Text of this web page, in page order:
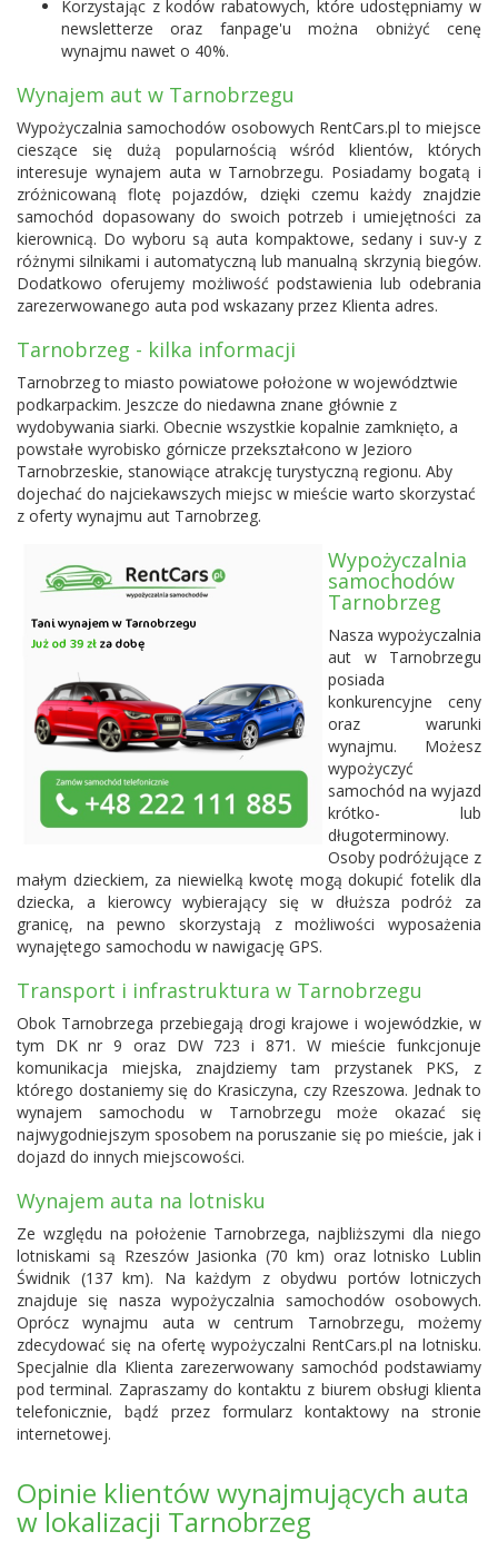
Korzystając z kodów rabatowych, które udostępniamy w
newsletterze oraz fanpage'u można obniżyć cenę
wynajmu nawet o 40%.
Wynajem aut w Tarnobrzegu
Wypożyczalnia samochodów osobowych RentCars.pl to miejsce
cieszące się dużą popularnością wśród klientów, których
interesuje wynajem auta w Tarnobrzegu. Posiadamy bogatą i
zróżnicowaną flotę pojazdów, dzięki czemu każdy znajdzie
samochód dopasowany do swoich potrzeb i umiejętności za
kierownicą. Do wyboru są auta kompaktowe, sedany i suv-y z
różnymi silnikami i automatyczną lub manualną skrzynią biegów.
Dodatkowo oferujemy możliwość podstawienia lub odebrania
zarezerwowanego auta pod wskazany przez Klienta adres.
Tarnobrzeg - kilka informacji
Tarnobrzeg to miasto powiatowe położone w województwie
podkarpackim. Jeszcze do niedawna znane głównie z
wydobywania siarki. Obecnie wszystkie kopalnie zamknięto, a
powstałe wyrobisko górnicze przekształcono w Jezioro
Tarnobrzeskie, stanowiące atrakcję turystyczną regionu. Aby
dojechać do najciekawszych miejsc w mieście warto skorzystać
z oferty wynajmu aut Tarnobrzeg.
Wypożyczalnia
samochodów
Tarnobrzeg
Nasza wypożyczalnia
aut w Tarnobrzegu
posiada
konkurencyjne ceny
oraz warunki
wynajmu. Możesz
wypożyczyć
samochód na wyjazd
krótko- lub
długoterminowy.
Osoby podróżujące z
małym dzieckiem, za niewielką kwotę mogą dokupić fotelik dla
dziecka, a kierowcy wybierający się w dłuższa podróż za
granicę, na pewno skorzystają z możliwości wyposażenia
wynajętego samochodu w nawigację GPS.
Transport i infrastruktura w Tarnobrzegu
Obok Tarnobrzega przebiegają drogi krajowe i wojewódzkie, w
tym DK nr 9 oraz DW 723 i 871. W mieście funkcjonuje
komunikacja miejska, znajdziemy tam przystanek PKS, z
którego dostaniemy się do Krasiczyna, czy Rzeszowa. Jednak to
wynajem samochodu w Tarnobrzegu może okazać się
najwygodniejszym sposobem na poruszanie się po mieście, jak i
dojazd do innych miejscowości.
Wynajem auta na lotnisku
Ze względu na położenie Tarnobrzega, najbliższymi dla niego
lotniskami są Rzeszów Jasionka (70 km) oraz lotnisko Lublin
Świdnik (137 km). Na każdym z obydwu portów lotniczych
znajduje się nasza wypożyczalnia samochodów osobowych.
Oprócz wynajmu auta w centrum Tarnobrzegu, możemy
zdecydować się na ofertę wypożyczalni RentCars.pl na lotnisku.
Specjalnie dla Klienta zarezerwowany samochód podstawiamy
pod terminal. Zapraszamy do kontaktu z biurem obsługi klienta
telefonicznie, bądź przez formularz kontaktowy na stronie
internetowej.
Opinie klientów wynajmujących auta
w lokalizacji Tarnobrzeg